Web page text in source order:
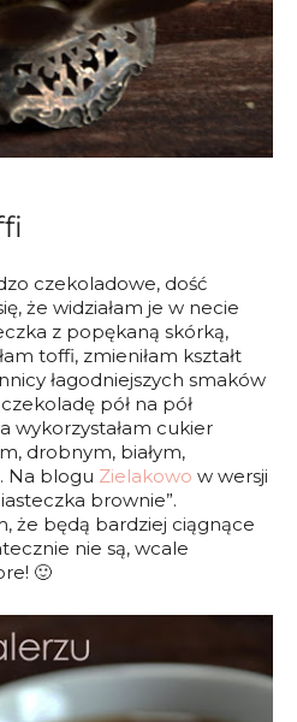
czekoladowe, dość
że widziałam je w necie
z popękaną skórką,
toffi, zmieniłam kształt
łagodniejszych smaków
pół na pół
wykorzystałam cukier
drobnym, białym,
Na blogu Zielakowo w wersji
brownie”.
że będą bardziej ciągnące
nie są, wcale
🙂